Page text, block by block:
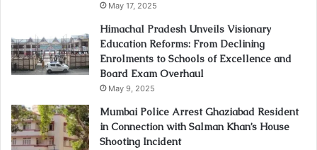
May 17, 2025
Himachal Pradesh Unveils Visionary
Education Reforms: From Declining
Enrolments to Schools of Excellence and
Board Exam Overhaul
May 9, 2025
Mumbai Police Arrest Ghaziabad Resident
in Connection with Salman Khan’s House
Shooting Incident